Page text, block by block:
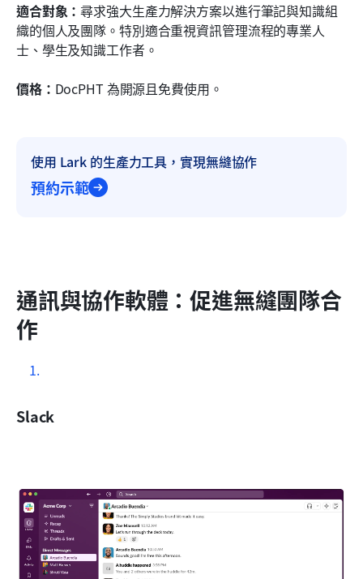
適合對象：尋求強大生產力解決方案以進行筆記與知識組
織的個人及團隊。特別適合重視資訊管理流程的專業人
士、學生及知識工作者。
價格： DocPHT 為開源且免費使用。
使用 Lark 的生產力工具，實現無縫協作
預約示範
通訊與協作軟體：促進無縫團隊合
作
Slack